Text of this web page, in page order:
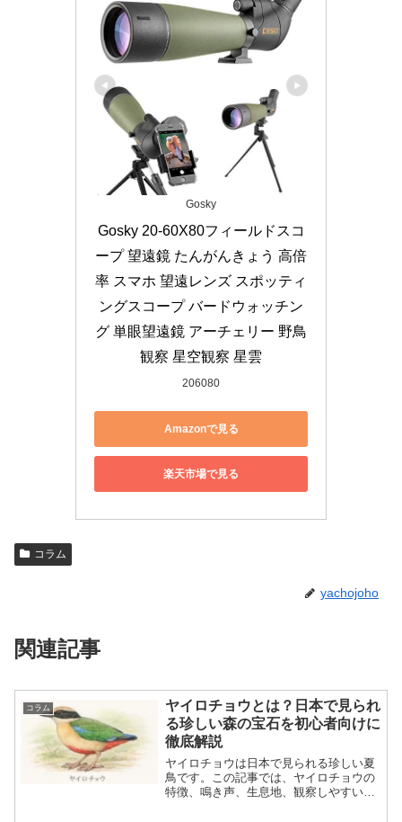
Gosky
Gosky 20-60X80フィールドスコ
ープ 望遠鏡 たんがんきょう 高倍
率 スマホ 望遠レンズ スポッティ
ングスコープ バードウォッチン
グ 単眼望遠鏡 アーチェリー 野鳥
観察 星空観察 星雲
206080
Amazonで見る
楽天市場で見る
コラム
yachojoho
関連記事
コラム
ヤイロチョウとは？日本で見られ
る珍しい森の宝石を初心者向けに
徹底解説
ヤイロチョウは日本で見られる珍しい夏
鳥です。この記事では、ヤイロチョウの
特徴、鳴き声、生息地、観察しやすい時